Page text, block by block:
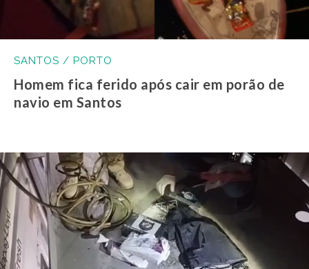
SANTOS / PORTO
Homem fica ferido após cair em porão de
navio em Santos